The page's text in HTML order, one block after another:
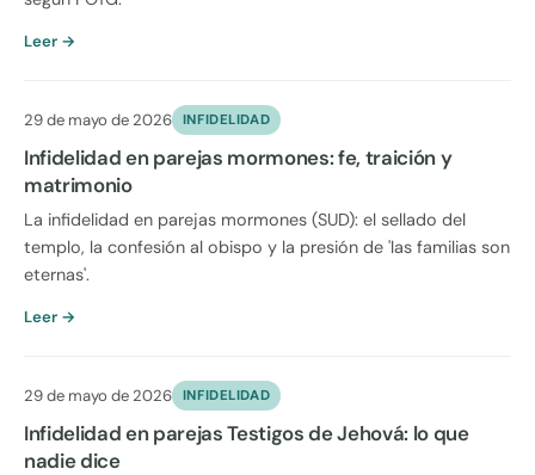
Leer →
29 de mayo de 2026 INFIDELIDAD
Infidelidad en parejas mormones: fe, traición y
matrimonio
La infidelidad en parejas mormones (SUD): el sellado del
templo, la confesión al obispo y la presión de 'las familias son
eternas'.
Leer →
29 de mayo de 2026 INFIDELIDAD
Infidelidad en parejas Testigos de Jehová: lo que
nadie dice